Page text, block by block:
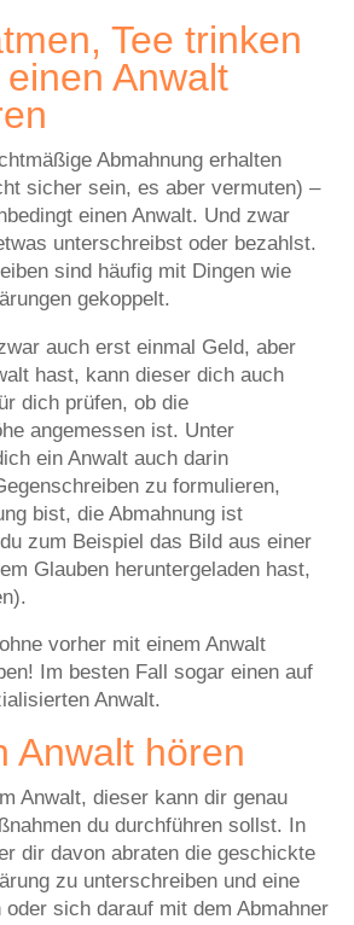
Tee trinken
Anwalt
Abmahnung erhalten
sicher sein, es aber vermuten) –
einen Anwalt. Und zwar
unterschreibst oder bezahlst.
sind häufig mit Dingen wie
gekoppelt.
auch erst einmal Geld, aber
hast, kann dieser dich auch
dich prüfen, ob die
angemessen ist. Unter
ein Anwalt auch darin
zu formulieren,
bist, die Abmahnung ist
zum Beispiel das Bild aus einer
Glauben heruntergeladen hast,
vorher mit einem Anwalt
Im besten Fall sogar einen auf
Anwalt.
Anwalt hören
Anwalt, dieser kann dir genau
du durchführen sollst. In
dir davon abraten die geschickte
zu unterschreiben und eine
sich darauf mit dem Abmahner